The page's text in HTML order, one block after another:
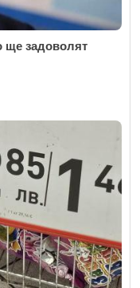
ще задоволят